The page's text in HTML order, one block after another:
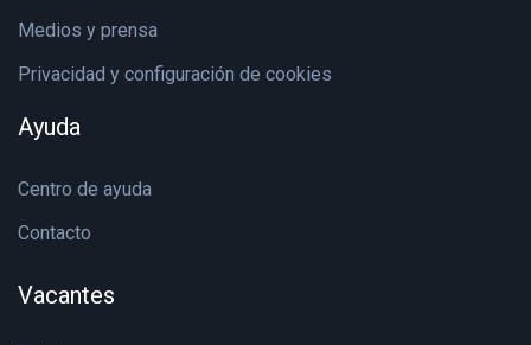
Medios y prensa
Privacidad y configuración de cookies
Ayuda
Centro de ayuda
Contacto
Vacantes